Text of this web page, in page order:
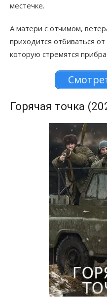
местечке.
А матери с отчимом,
приходится отбиваться
которую стремятся
Горячая точка